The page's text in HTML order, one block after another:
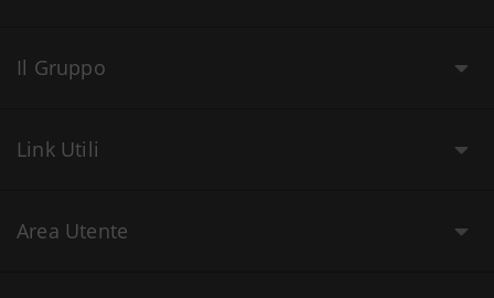
Il Gruppo
Link Utili
Area Utente